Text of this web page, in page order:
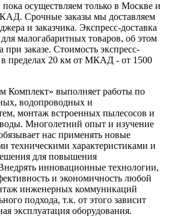
осуществляем только в Москве и
Срочные заказы мы доставляем
и заказчика. Экспресс-доставка
малогабаритных товаров, об этом
при заказе. Стоимость экспресс-
пределах 20 км от МКАД - от 1500
Комплект» выполняет работы по
водопроводных и
монтаж встроенных пылесосов и
Многолетний опыт и изучение
нас применять новые
техническими характеристиками и
для повышения
инновационные технологии,
и экономичность любой
инженерных коммуникаций
подхода, т.к. от этого зависит
эксплуатация оборудования.